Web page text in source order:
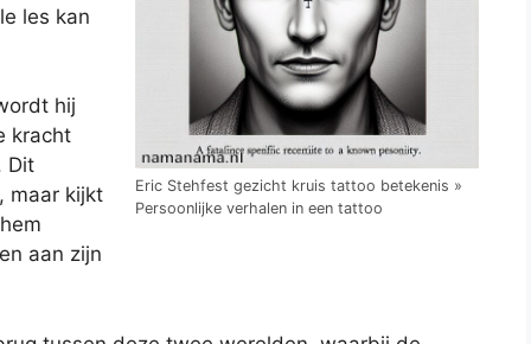
Eric Stehfest gezicht kruis tattoo betekenis »
Persoonlijke verhalen in een tattoo
les kan
hij
kracht
Dit
maar kijkt
aan zijn